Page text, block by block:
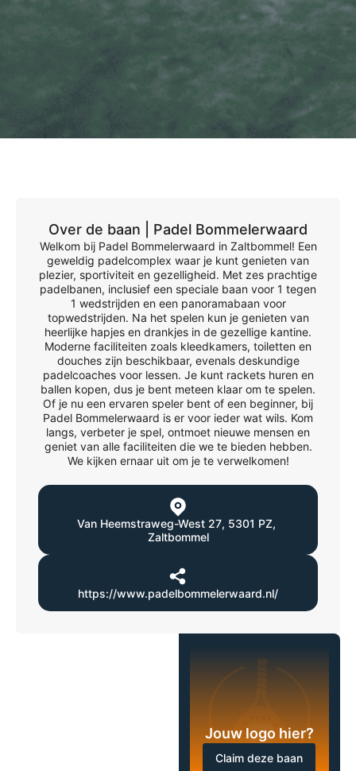
Over de baan | Padel Bommelerwaard
Welkom bij Padel Bommelerwaard in Zaltbommel! Een
geweldig padelcomplex waar je kunt genieten van
plezier, sportiviteit en gezelligheid. Met zes prachtige
padelbanen, inclusief een speciale baan voor 1 tegen
1 wedstrijden en een panoramabaan voor
topwedstrijden. Na het spelen kun je genieten van
heerlijke hapjes en drankjes in de gezellige kantine.
Moderne faciliteiten zoals kleedkamers, toiletten en
douches zijn beschikbaar, evenals deskundige
padelcoaches voor lessen. Je kunt rackets huren en
ballen kopen, dus je bent meteen klaar om te spelen.
Of je nu een ervaren speler bent of een beginner, bij
Padel Bommelerwaard is er voor ieder wat wils. Kom
langs, verbeter je spel, ontmoet nieuwe mensen en
geniet van alle faciliteiten die we te bieden hebben.
We kijken ernaar uit om je te verwelkomen!
Van Heemstraweg-West 27, 5301 PZ,
Zaltbommel
https://www.padelbommelerwaard.nl/
Jouw logo hier?
Claim deze baan